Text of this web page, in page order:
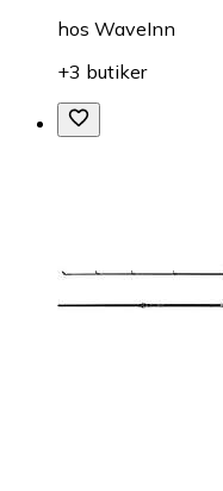
hos WaveInn
+3 butiker